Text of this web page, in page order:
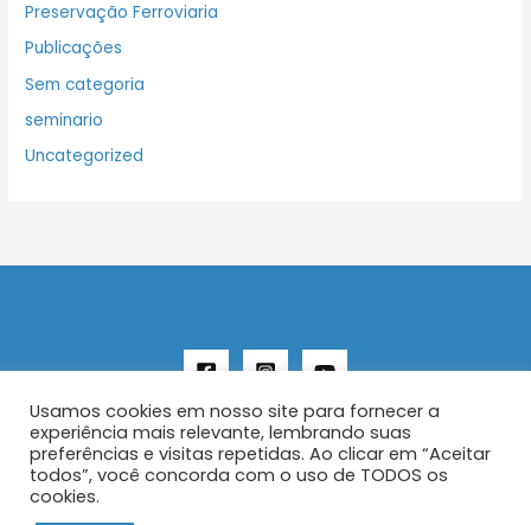
Preservação Ferroviaria
Publicações
Sem categoria
seminario
Uncategorized
Copyright © 2026 AENFER
Usamos cookies em nosso site para fornecer a
experiência mais relevante, lembrando suas
preferências e visitas repetidas. Ao clicar em “Aceitar
todos”, você concorda com o uso de TODOS os
cookies.